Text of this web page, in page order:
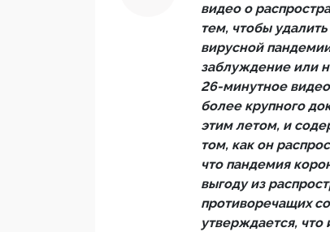
видео о
тем, чтобы
вирусной
заблуждение или
26-минутное
более крупного
этим летом, и
том, как он
что пандемия
выгоду из
противоречащих
утверждается,